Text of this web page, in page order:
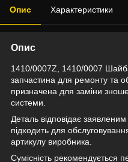
Опис Характеристики
Опис
1410/0007Z, 1410/0007
запчастина для ремонту та
призначена для заміни
системи.
Деталь відповідає
підходить для
артикулу виробника.
Сумісність рекомендується